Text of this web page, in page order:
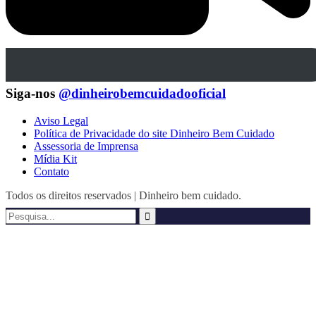
Siga-nos @dinheirobemcuidadooficial
Aviso Legal
Política de Privacidade do site Dinheiro Bem Cuidado
Assessoria de Imprensa
Mídia Kit
Contato
Todos os direitos reservados | Dinheiro bem cuidado.